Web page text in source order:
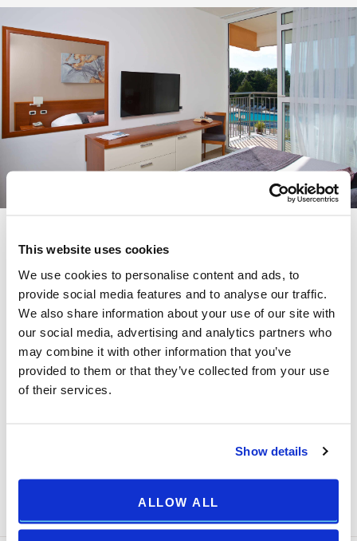
This website uses cookies
We use cookies to personalise content and ads, to
provide social media features and to analyse our traffic.
We also share information about your use of our site with
our social media, advertising and analytics partners who
may combine it with other information that you’ve
provided to them or that they’ve collected from your use
of their services.
Show details
ALLOW ALL
Family room con balcone - lato mare
+
Superfice: 28 m2, Max 5 persone, Una camera con letto
matrimoniale (160x190 cm), divano letto (80x190 cm) e
balcone, Una camera con letto matrimoniale (160x190 cm),
Bagno con doccia e asciugacapelli, Aria condizionata,
WIFI gratuito, TV a schermo piatto da 43 pollici, Telefono